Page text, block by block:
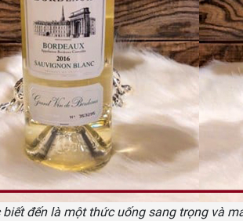
đến là một thức uống sang trọng và